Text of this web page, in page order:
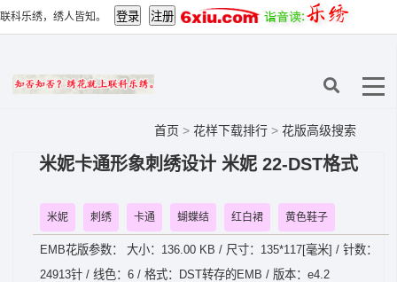
联科乐绣，绣人皆知。
首页 > 花样下载排行 > 花版高级搜索
米妮卡通形象刺绣设计 米妮 22-DST格式
米妮 刺绣 卡通 蝴蝶结 红白裙 黄色鞋子
EMB花版参数： 大小：136.00 KB / 尺寸：135*117[毫米] / 针数：
24913针 / 线色：6 / 格式：DST转存的EMB / 版本：e4.2